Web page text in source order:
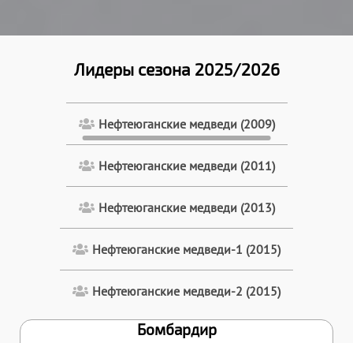
Лидеры сезона 2025/2026
Нефтеюганские медведи (2009)
Нефтеюганские медведи (2011)
Нефтеюганские медведи (2013)
Нефтеюганские медведи-1 (2015)
Нефтеюганские медведи-2 (2015)
Бомбардир